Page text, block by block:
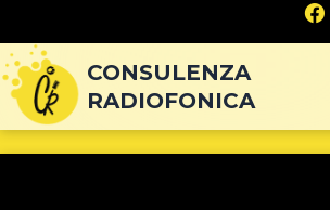
CONSULENZA
RADIOFONICA